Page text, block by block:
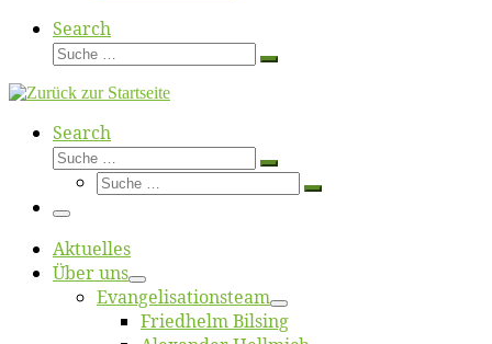
Search
Suche
Suche
Search
Suche
Suche
Suche
Suche
Menü
Ak­tu­el­les
Über uns
Evangelisa­tions­team
Fried­helm Bilsing